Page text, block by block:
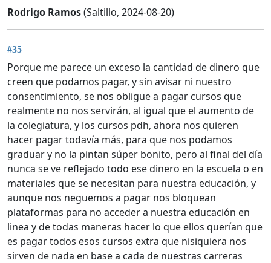
Rodrigo Ramos(Saltillo, 2024-08-20)
#35
Porque me parece un exceso la cantidad de dinero que
creen que podamos pagar, y sin avisar ni nuestro
consentimiento, se nos obligue a pagar cursos que
realmente no nos servirán, al igual que el aumento de
la colegiatura, y los cursos pdh, ahora nos quieren
hacer pagar todavía más, para que nos podamos
graduar y no la pintan súper bonito, pero al final del día
nunca se ve reflejado todo ese dinero en la escuela o en
materiales que se necesitan para nuestra educación, y
aunque nos neguemos a pagar nos bloquean
plataformas para no acceder a nuestra educación en
linea y de todas maneras hacer lo que ellos querían que
es pagar todos esos cursos extra que nisiquiera nos
sirven de nada en base a cada de nuestras carreras